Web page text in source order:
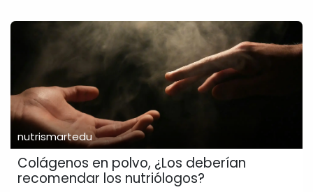
nutrismartedu
Colágenos en polvo, ¿Los deberían
recomendar los nutriólogos?